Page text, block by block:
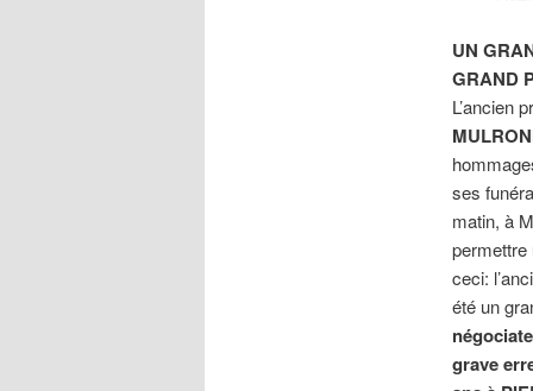
UN
GRAND
L’ancien
ses
matin, à
permettre
ceci:
été un
grave